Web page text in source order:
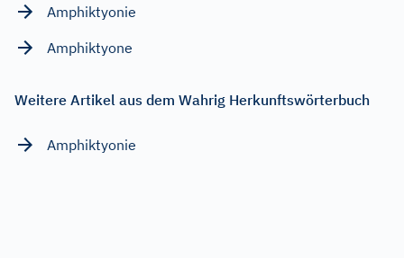
Amphiktyonie
Amphiktyone
Weitere Artikel aus dem Wahrig Herkunftswörterbuch
Amphiktyonie